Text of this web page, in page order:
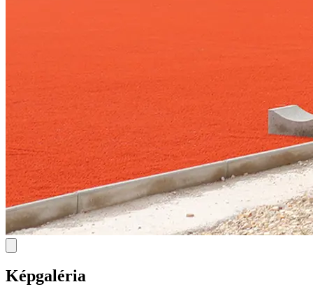
Képgaléria